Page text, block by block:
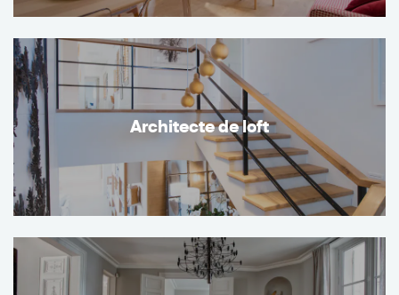
Architecte de loft